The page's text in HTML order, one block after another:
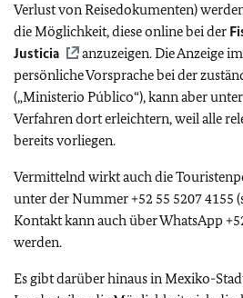
Verlust von Reisedokumenten)
die Möglichkeit, diese online bei der
Justicia
anzuzeigen. Die Anzeige
persönliche Vorsprache bei der
(„Ministerio Público“), kann aber
Verfahren dort erleichtern, weil alle
bereits vorliegen.
Vermittelnd wirkt auch die
unter der Nummer +52 55 5207 4155
Kontakt kann auch über WhatsApp
werden.
Es gibt darüber hinaus in Mexiko-